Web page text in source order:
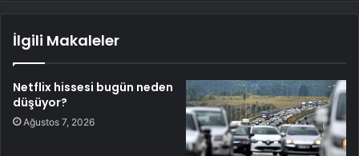
İlgili Makaleler
Netflix hissesi bugün neden
düşüyor?
Ağustos 7, 2026